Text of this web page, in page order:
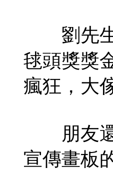
劉先生
毬頭獎獎
瘋狂，大
朋友還
宣傳畫板